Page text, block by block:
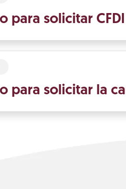
para solicitar
para solicitar la